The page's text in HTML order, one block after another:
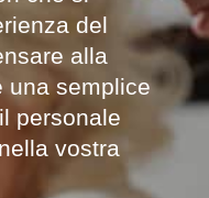
del
alla
una semplice
personale
vostra